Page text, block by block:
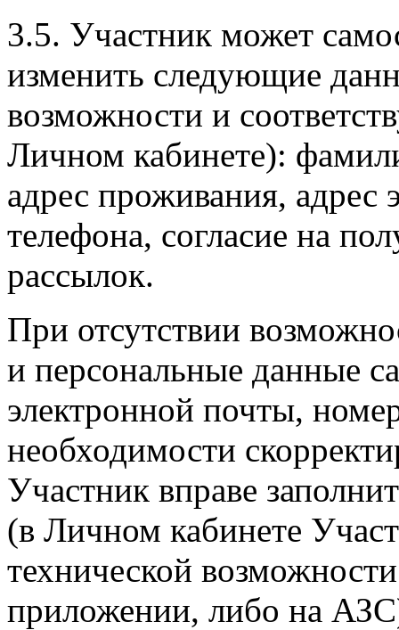
3.5. Участник может
изменить следующие
возможности и
Личном кабинете):
адрес проживания, адрес
телефона, согласие на
рассылок.
При отсутствии
и персональные данные
электронной почты,
необходимости
Участник вправе
(в Личном кабинете
технической
приложении, либо на